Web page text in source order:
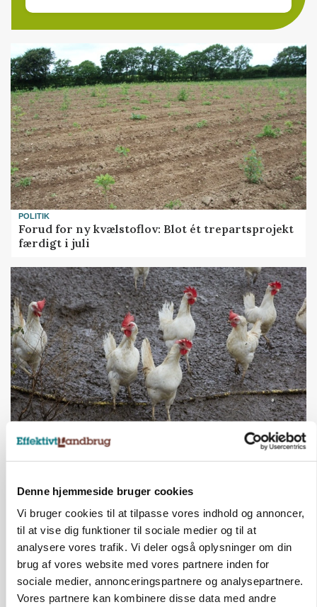
Denne hjemmeside bruger cookies
Vi bruger cookies til at tilpasse vores indhold og annoncer,
til at vise dig funktioner til sociale medier og til at
analysere vores trafik. Vi deler også oplysninger om din
brug af vores website med vores partnere inden for
sociale medier, annonceringspartnere og analysepartnere.
Vores partnere kan kombinere disse data med andre
POLITIK
Forud for ny kvælstoflov: Blot ét trepartsprojekt
færdigt i juli
ØKOLOGI
Klimaberegning er ikke nok: Økologisk fjerkræ
skal vurderes bredere